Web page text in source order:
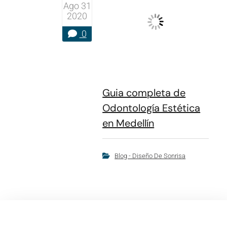
Ago 31
2020
0
Guia completa de
Odontología Estética
en Medellín
Blog - Diseño De Sonrisa